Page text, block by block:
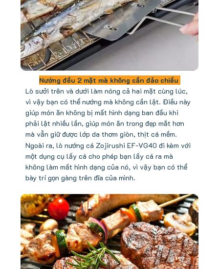
Nướng đều 2 mặt mà không cần đảo chiều
Lò sưởi trên và dưới làm nóng cả hai mặt cùng lúc,
vì vậy bạn có thể nướng mà không cần lật. Điều này
giúp món ăn không bị mất hình dạng ban đầu khi
phải lật nhiều lần, giúp món ăn trong đẹp mắt hơn
mà vẫn giữ được lớp da thơm giòn, thịt cá mềm.
Ngoài ra, lò nướng cá Zojirushi EF-VG40 đi kèm với
một dụng cụ lấy cá cho phép bạn lấy cá ra mà
không làm mất hình dạng của nó, vì vậy bạn có thể
bày trí gọn gàng trên đĩa của mình.